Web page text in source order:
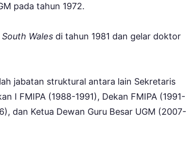
pada tahun 1972.
Wales di tahun 1981 dan gelar doktor
jabatan struktural antara lain Sekretaris
I FMIPA (1988-1991), Dekan FMIPA (1991-
dan Ketua Dewan Guru Besar UGM (2007-